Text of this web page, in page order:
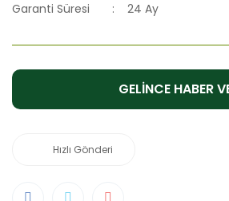
Garanti Süresi
24 Ay
GELİNCE HABER
Hızlı Gönderi